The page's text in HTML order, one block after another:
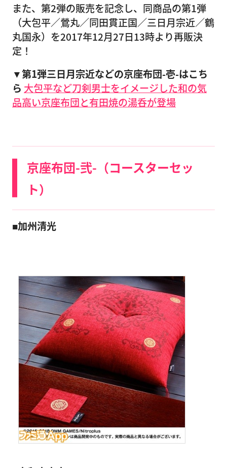
また、第2弾の販売を記念し、同商品の第1弾
（大包平／鶯丸／同田貫正国／三日月宗近／鶴
丸国永）を2017年12月27日13時より再販決
定！
▼第1弾三日月宗近などの京座布団-壱-はこち
ら 大包平など刀剣男士をイメージした和の気
品高い京座布団と有田焼の湯呑が登場
京座布団-弐-（コースターセッ
ト）
■加州清光